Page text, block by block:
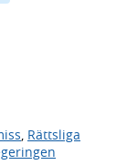
, Rättsliga